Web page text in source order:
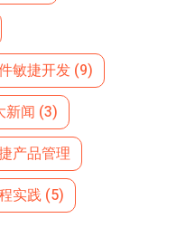
敏捷开发 (9)
新闻 (3)
产品管理
实践 (5)